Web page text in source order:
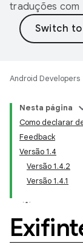
traduções com
Android Developers
Nesta página
Como declarar
Feedback
Versão 1.4
Versão 1.4.2
Versão 1.4.1